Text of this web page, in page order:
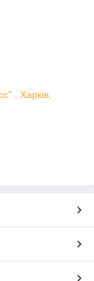
, Харків,